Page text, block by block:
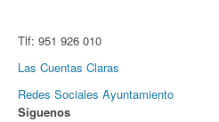
Tlf: 951 926 010
Las Cuentas Claras
Redes Sociales Ayuntamiento
Síguenos